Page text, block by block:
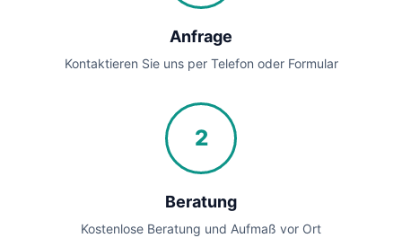
Anfrage
Kontaktieren Sie uns per Telefon oder Formular
2
Beratung
Kostenlose Beratung und Aufmaß vor Ort